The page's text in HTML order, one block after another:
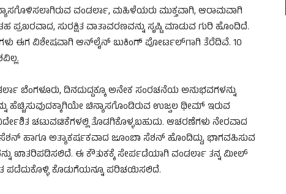
ವಂಡರ್ಲಾ, ಮಹಿಳೆಯರು ಮುಕ್ತವಾಗಿ, ಆರಾಮವಾಗಿ
ಪ್ರಖರವಾದ, ಸುರಕ್ಷಿತ ವಾತಾವರಣವನ್ನು ಸೃಷ್ಟಿ ಮಾಡುವ ಗುರಿ ಹೊಂದಿದೆ.
ಈಗ ವಿಶೇಷವಾಗಿ ಆನ್‌ಲೈನ್ ಬುಕಿಂಗ್ ಪೋರ್ಟಲ್‌ಗಾಗಿ ತೆರೆದಿವೆ. 10
ಬೆಂಗಳೂರು, ದಿನದುದ್ದಕ್ಕೂ ಅನೇಕ ಸಂರಚನೆಯ ಅನುಭವಗಳನ್ನು
ಹೆಚ್ಚಿಸುವುದಕ್ಕಾಗಿಯೇ ಚಿನ್ಯಾಸಗೊಂಡಿರುವ ಉಜ್ವಲ ಥೀಮ್ ಇರುವ
ಚಟುವಟಿಕೆಗಳಲ್ಲಿ ತೊಡಗಿಕೊಳ್ಳಬಹುದು. ಆಚರಣೆಗಳು ನೇರವಾದ
ಅತ್ಯಾಕರ್ಷಕವಾದ ಜೂಂಬಾ ಸೆಶನ್ ಹೊಂದಿದ್ದು, ಭಾಗವಹಿಸುವ
ಖಾತರಿಪಡಿಸಲಿದೆ. ಈ ಕೌತುಕಕ್ಕೆ ಸೇರ್ಪಡೆಯಾಗಿ ವಂಡರ್ಲಾ ತನ್ನ ಮೀಲ್
ಕೊಡುಗೆಯನ್ನೂ ಪರಿಚಯಿಸಲಿದೆ.